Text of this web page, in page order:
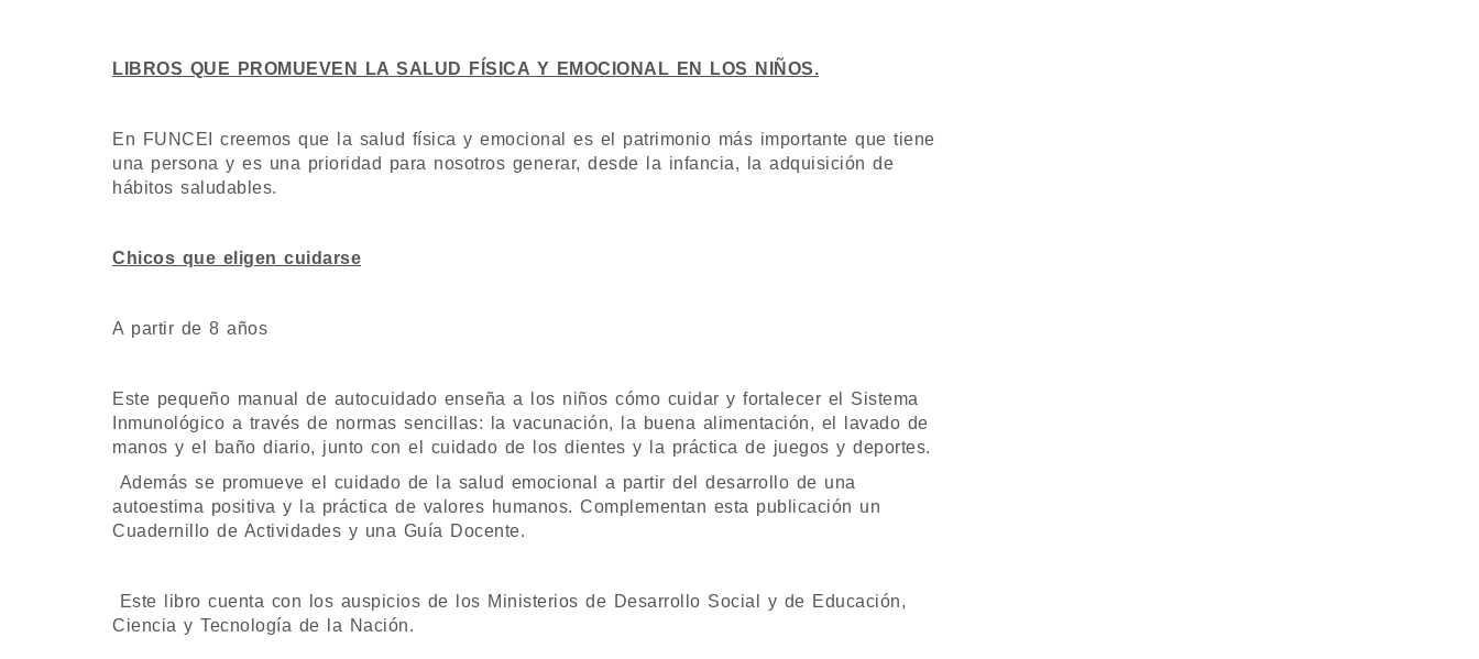
LIBROS QUE PROMUEVEN LA SALUD FÍSICA Y EMOCIONAL EN LOS NIÑOS.
En FUNCEI creemos que la salud física y emocional es el patrimonio más importante que tiene
una persona y es una prioridad para nosotros generar, desde la infancia, la adquisición de
hábitos saludables.
Chicos que eligen cuidarse
A partir de 8 años
Este pequeño manual de autocuidado enseña a los niños cómo cuidar y fortalecer el Sistema
Inmunológico a través de normas sencillas: la vacunación, la buena alimentación, el lavado de
manos y el baño diario, junto con el cuidado de los dientes y la práctica de juegos y deportes.
Además se promueve el cuidado de la salud emocional a partir del desarrollo de una
autoestima positiva y la práctica de valores humanos. Complementan esta publicación un
Cuadernillo de Actividades y una Guía Docente.
Este libro cuenta con los auspicios de los Ministerios de Desarrollo Social y de Educación,
Ciencia y Tecnología de la Nación.